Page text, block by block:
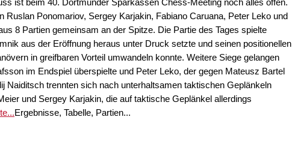
Ruslan Ponomariov, Sergey Karjakin, Fabiano Caruana, Peter Leko und
8 Partien gemeinsam an der Spitze. Die Partie des Tages spielte
aus der Eröffnung heraus unter Druck setzte und seinen positionellen
in greifbaren Vorteil umwandeln konnte. Weitere Siege gelangen
im Endspiel überspielte und Peter Leko, der gegen Mateusz Bartel
Naiditsch trennten sich nach unterhaltsamen taktischen Geplänkeln
und Sergey Karjakin, die auf taktische Geplänkel allerdings
Ergebnisse, Tabelle, Partien...